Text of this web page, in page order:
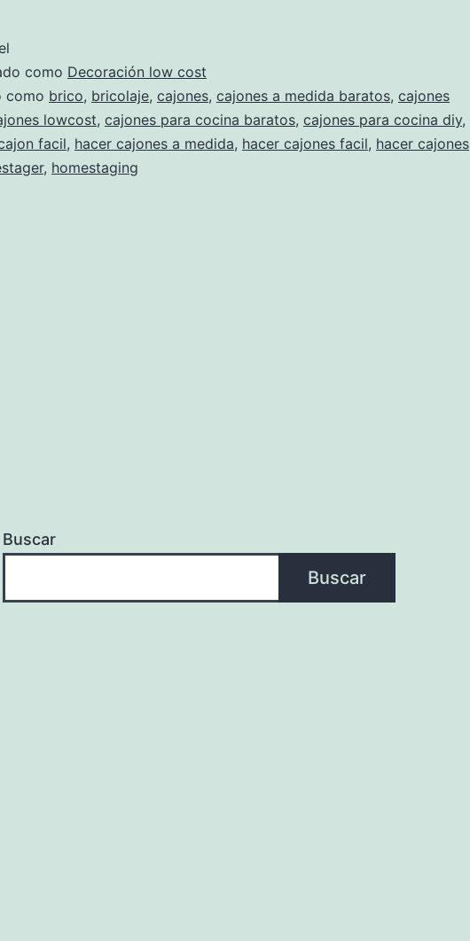
como Decoración low cost
como brico, bricolaje, cajones, cajones a medida baratos, cajones
lowcost, cajones para cocina baratos, cajones para cocina diy,
facil, hacer cajones a medida, hacer cajones facil, hacer cajones
, homestaging
Buscar
Buscar